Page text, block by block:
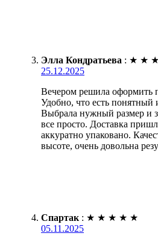
Элла Кондратьева : ★ ★ ★
25.12.2025
Вечером решила оформить
Удобно, что есть понятный
Выбрала нужный размер и
все просто. Доставка
аккуратно упаковано.
высоте, очень довольна
Спартак : ★ ★ ★ ★ ★
05.11.2025